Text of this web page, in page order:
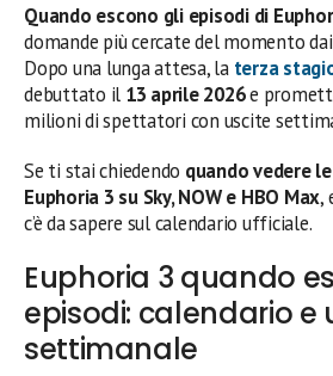
Quando escono gli episodi di
domande più cercate del momento
Dopo una lunga attesa, la terza
debuttato il 13 aprile 2026e
milioni di spettatori con uscite
Se ti stai chiedendo quando vedere
Euphoria 3 su Sky, NOW e HBO Max,
c’è da sapere sul calendario ufficiale.
Euphoria 3 quando
episodi: calendario e
settimanale